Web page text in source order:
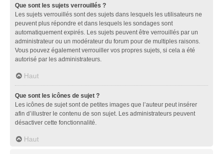
Que sont les sujets verrouillés ?
Les sujets verrouillés sont des sujets dans lesquels les utilisateurs ne
peuvent plus répondre et dans lesquels les sondages sont
automatiquement expirés. Les sujets peuvent être verrouillés par un
administrateur ou un modérateur du forum pour de multiples raisons.
Vous pouvez également verrouiller vos propres sujets, si cela a été
autorisé par les administrateurs.
Haut
Que sont les icônes de sujet ?
Les icônes de sujet sont de petites images que l’auteur peut insérer
afin d’illustrer le contenu de son sujet. Les administrateurs peuvent
désactiver cette fonctionnalité.
Haut